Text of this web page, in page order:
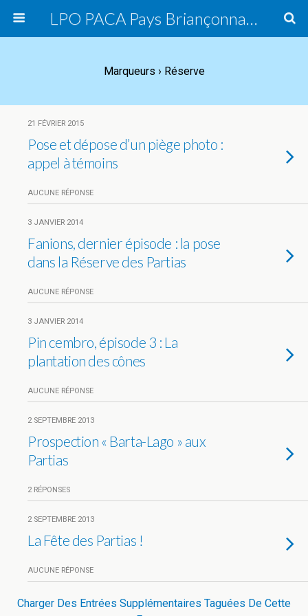
LPO PACA Pays Briançonnais, groupe local
Marqueurs › Réserve
21 FÉVRIER 2015
Pose et dépose d’un piège photo :
appel à témoins
AUCUNE RÉPONSE
3 JANVIER 2014
Fanions, dernier épisode : la pose
dans la Réserve des Partias
AUCUNE RÉPONSE
3 JANVIER 2014
Pin cembro, épisode 3 : La
plantation des cônes
AUCUNE RÉPONSE
2 SEPTEMBRE 2013
Prospection « Barta-Lago » aux
Partias
2 RÉPONSES
2 SEPTEMBRE 2013
La Fête des Partias !
AUCUNE RÉPONSE
Charger Des Entrées Supplémentaires Taguées De Cette